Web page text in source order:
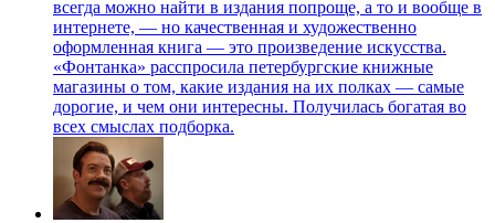
всегда можно найти в издания попроще, а то и вообще в
интернете, — но качественная и художественно
оформленная книга — это произведение искусства.
«Фонтанка» расспросила петербургские книжные
магазины о том, какие издания на их полках — самые
дорогие, и чем они интересны. Получилась богатая во
всех смыслах подборка.